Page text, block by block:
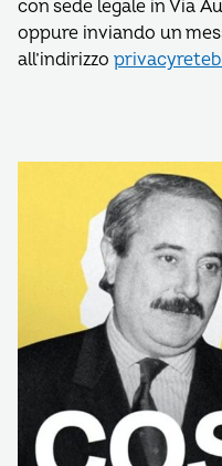
con sede legale in Via
oppure inviando un
all’indirizzo